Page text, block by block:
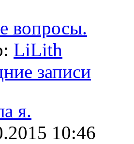
вопросы.
LiLith
записи
я.
10:46